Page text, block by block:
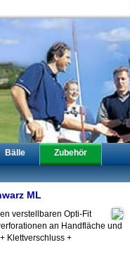
Bälle Zubehör
ML
verstellbaren Opti-Fit
an Handfläche und
Klettverschluss +